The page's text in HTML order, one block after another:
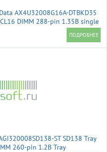
AX4U32008G16A-DTBKD35
DIMM 288-pin 1.35В single
ST SD138 Tray
260-pin 1.2В Tray